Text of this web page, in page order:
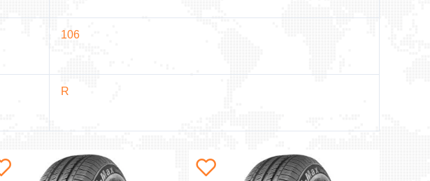
106
R